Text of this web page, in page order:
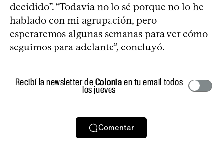
decidido”. “Todavía no lo sé porque no lo he
hablado con mi agrupación, pero
esperaremos algunas semanas para ver cómo
seguimos para adelante”, concluyó.
Recibí la newsletter deColoniaen tu email todos
los jueves
Comentar